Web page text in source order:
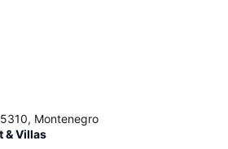
Montenegro
& Villas